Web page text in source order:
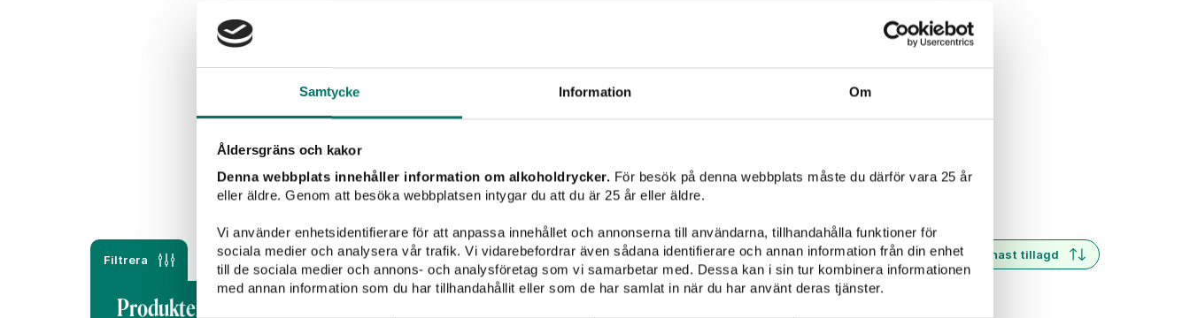
Samtycke Information Om
Åldersgräns och kakor
Denna webbplats innehåller information om alkoholdrycker. För besök på denna webbplats måste du därför vara 25 år
eller äldre. Genom att besöka webbplatsen intygar du att du är 25 år eller äldre.
Vi använder enhetsidentifierare för att anpassa innehållet och annonserna till användarna, tillhandahålla funktioner för
sociala medier och analysera vår trafik. Vi vidarebefordrar även sådana identifierare och annan information från din enhet
till de sociala medier och annons- och analysföretag som vi samarbetar med. Dessa kan i sin tur kombinera informationen
med annan information som du har tillhandahållit eller som de har samlat in när du har använt deras tjänster.
Savvy wines
Filtrera
Produkter (
Senast tillagd